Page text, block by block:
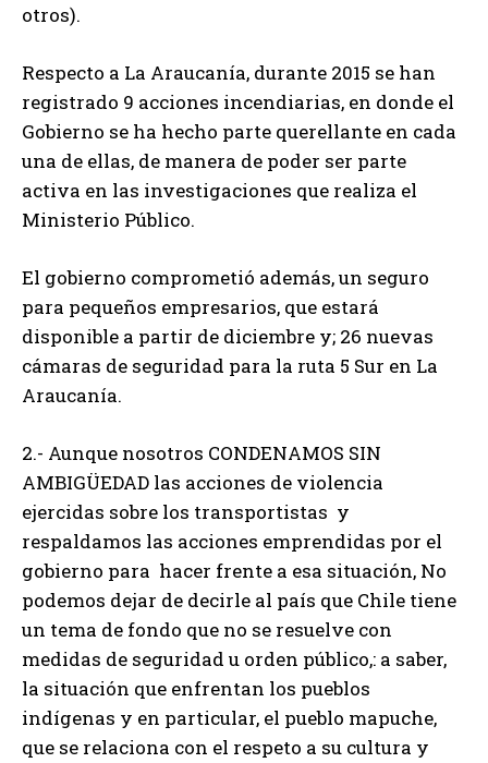
otros).
Respecto a La Araucanía, durante 2015 se han
registrado 9 acciones incendiarias, en donde el
Gobierno se ha hecho parte querellante en cada
una de ellas, de manera de poder ser parte
activa en las investigaciones que realiza el
Ministerio Público.
El gobierno comprometió además, un seguro
para pequeños empresarios, que estará
disponible a partir de diciembre y; 26 nuevas
cámaras de seguridad para la ruta 5 Sur en La
Araucanía.
2.- Aunque nosotros CONDENAMOS SIN
AMBIGÜEDAD las acciones de violencia
ejercidas sobre los transportistas y
respaldamos las acciones emprendidas por el
gobierno para hacer frente a esa situación, No
podemos dejar de decirle al país que Chile tiene
un tema de fondo que no se resuelve con
medidas de seguridad u orden público,: a saber,
la situación que enfrentan los pueblos
indígenas y en particular, el pueblo mapuche,
que se relaciona con el respeto a su cultura y